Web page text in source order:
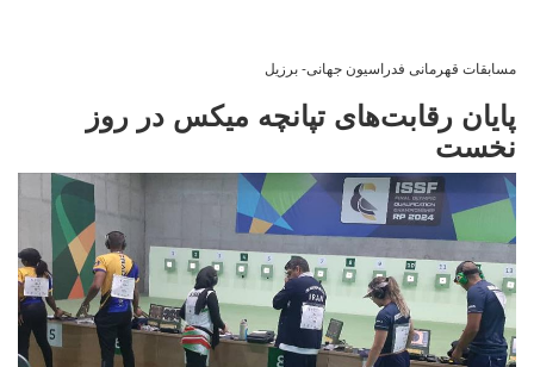
مسابقات قهرمانی فدراسیون جهانی- برزیل
پایان رقابت‌های تپانچه میکس در روز
نخست